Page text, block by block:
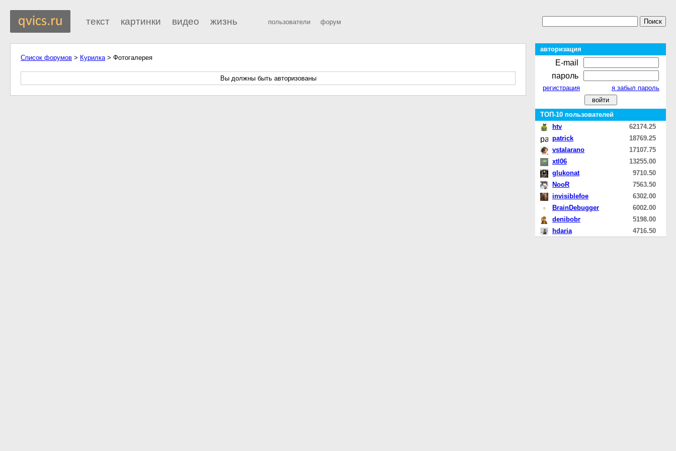
текст картинки видео жизнь пользователи форум
Список форумов > Курилка> Фотогалерея
Вы должны быть авторизованы
авторизация
E-mail
пароль
регистрация я забыл пароль
ТОП-10 пользователей
htv
62174.25
patrick
18769.25
vstalarano
17107.75
xtl06
13255.00
glukonat
9710.50
NooR
7563.50
invisiblefoe
6302.00
BrainDebugger
6002.00
denibobr
5198.00
hdaria
4716.50